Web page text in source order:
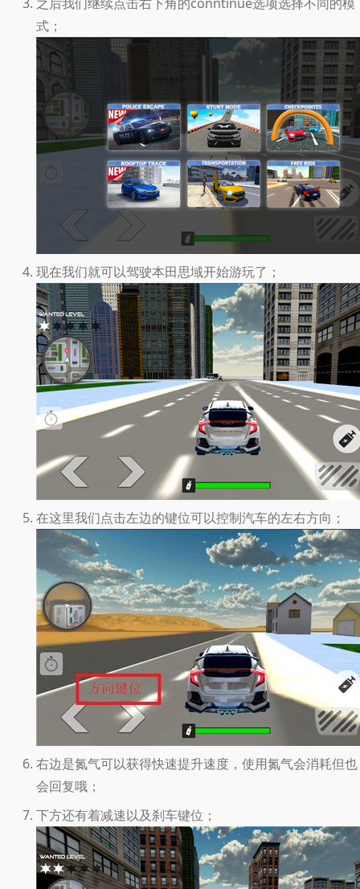
式；
现在我们就可以驾驶本田思域开始游玩了；
在这里我们点击左边的键位可以控制汽车的左右方向；
右边是氮气可以获得快速提升速度，使用氮气会消耗但也
会回复哦；
下方还有着减速以及刹车键位；